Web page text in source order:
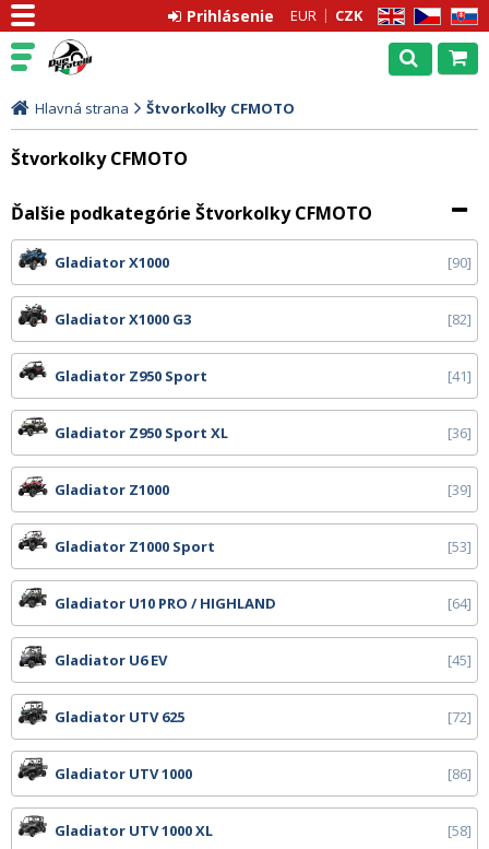
EN CZ SK
EUR CZK
Prihlásenie
Hlavná strana Štvorkolky CFMOTO
Štvorkolky CFMOTO
Ďalšie podkategórie Štvorkolky CFMOTO
Gladiator X1000 90
Gladiator X1000 G3 82
Gladiator Z950 Sport 41
Gladiator Z950 Sport XL 36
Gladiator Z1000 39
Gladiator Z1000 Sport 53
Gladiator U10 PRO / HIGHLAND 64
Gladiator U6 EV 45
Gladiator UTV 625 72
Gladiator UTV 1000 86
Gladiator UTV 1000 XL 58